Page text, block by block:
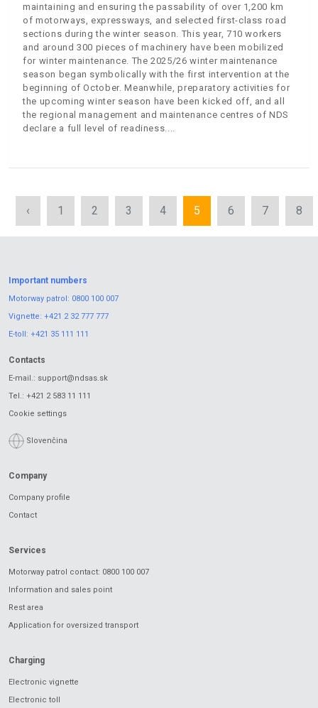
maintaining and ensuring the passability of over 1,200 km
of motorways, expressways, and selected first-class road
sections during the winter season. This year, 710 workers
and around 300 pieces of machinery have been mobilized
for winter maintenance. The 2025/26 winter maintenance
season began symbolically with the first intervention at the
beginning of October. Meanwhile, preparatory activities for
the upcoming winter season have been kicked off, and all
the regional management and maintenance centres of NDS
declare a full level of readiness.
‹ 1 2 3 4 5 6 7 8
Important numbers
Motorway patrol: 0800 100 007
Vignette: +421 2 32 777 777
E-toll: +421 35 111 111
Contacts
E-mail.: support@ndsas.sk
Tel.: +421 2 583 11 111
Cookie settings
Slovenčina
Company
Company profile
Contact
Services
Motorway patrol contact: 0800 100 007
Information and sales point
Rest area
Application for oversized transport
Charging
Electronic vignette
Electronic toll